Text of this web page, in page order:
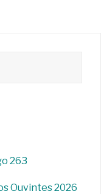
263
Ouvintes 2026